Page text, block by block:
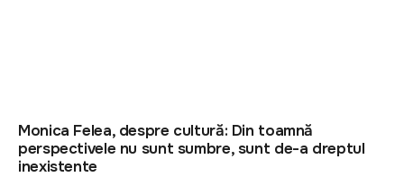
Monica Felea, despre cultură: Din toamnă
perspectivele nu sunt sumbre, sunt de-a dreptul
inexistente